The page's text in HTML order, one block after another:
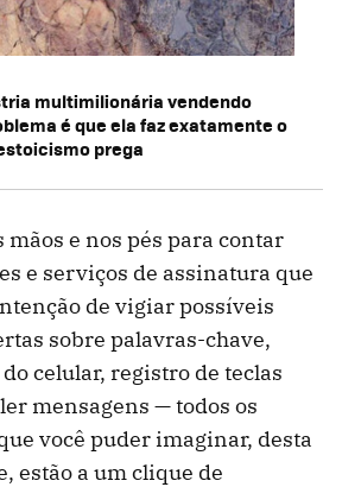
multimilionária vendendo
é que ela faz exatamente o
prega
mãos e nos pés para contar
e serviços de assinatura que
de vigiar possíveis
sobre palavras-chave,
celular, registro de teclas
mensagens — todos os
você puder imaginar, desta
estão a um clique de